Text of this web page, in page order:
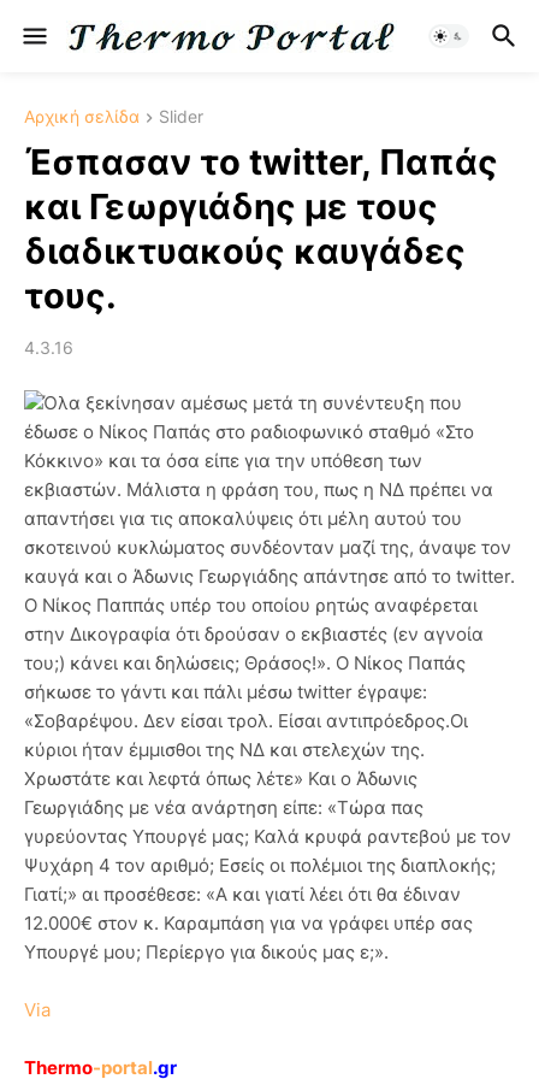
Αρχική σελίδα Slider
Έσπασαν το twitter, Παπάς
και Γεωργιάδης με τους
διαδικτυακούς καυγάδες
τους.
4.3.16
Όλα ξεκίνησαν αμέσως μετά τη συνέντευξη που
έδωσε ο Νίκος Παπάς στο ραδιοφωνικό σταθμό «Στο
Κόκκινο» και τα όσα είπε για την υπόθεση των
εκβιαστών. Μάλιστα η φράση του, πως η ΝΔ πρέπει να
απαντήσει για τις αποκαλύψεις ότι μέλη αυτού του
σκοτεινού κυκλώματος συνδέονταν μαζί της, άναψε τον
καυγά και ο Άδωνις Γεωργιάδης απάντησε από το twitter.
Ο Νίκος Παππάς υπέρ του οποίου ρητώς αναφέρεται
στην Δικογραφία ότι δρούσαν ο εκβιαστές (εν αγνοία
του;) κάνει και δηλώσεις; Θράσος!». Ο Νίκος Παπάς
σήκωσε το γάντι και πάλι μέσω twitter έγραψε:
«Σοβαρέψου. Δεν είσαι τρολ. Είσαι αντιπρόεδρος.Οι
κύριοι ήταν έμμισθοι της ΝΔ και στελεχών της.
Χρωστάτε και λεφτά όπως λέτε» Και ο Άδωνις
Γεωργιάδης με νέα ανάρτηση είπε: «Τώρα πας
γυρεύοντας Υπουργέ μας; Καλά κρυφά ραντεβού με τον
Ψυχάρη 4 τον αριθμό; Εσείς οι πολέμιοι της διαπλοκής;
Γιατί;» αι προσέθεσε: «Α και γιατί λέει ότι θα έδιναν
12.000€ στον κ. Καραμπάση για να γράφει υπέρ σας
Υπουργέ μου; Περίεργο για δικούς μας ε;».
Via
Thermo-portal.gr